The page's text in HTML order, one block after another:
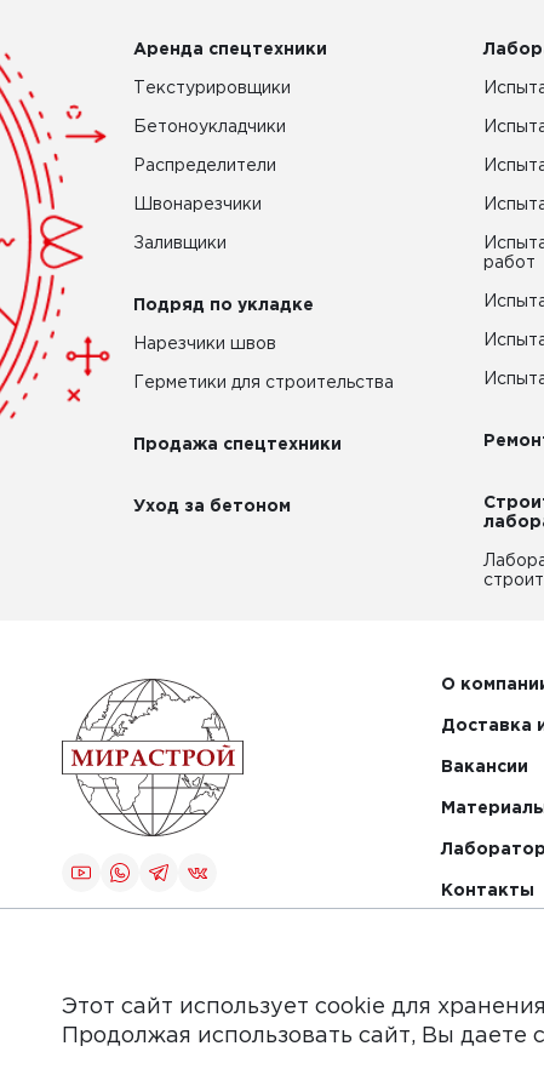
Аренда спецтехники
Текстурировщики
Бетоноукладчики
Распределители
Швонарезчики
Заливщики
Подряд по укладке
Нарезчики швов
Герметики для строительства
Продажа спецтехники
Уход за бетоном
работ
О
Доставка
Вакансии
Контакты
Обращаем Ваше внимание на то, что данный
Этот сайт использует cookie для
Продолжая использовать сайт, Вы